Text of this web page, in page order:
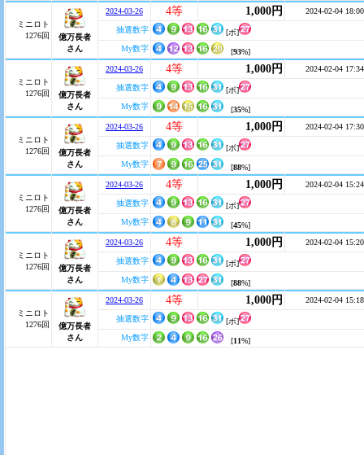
ミニロト
1276回
億万長者
さん
2024-03-26 4等 1,000円 2024-02-04 18:00
抽選数字
[ボ]
My数字
[93%]
ミニロト
1276回
億万長者
さん
2024-03-26 4等 1,000円 2024-02-04 17:34
抽選数字
[ボ]
My数字
[35%]
ミニロト
1276回
億万長者
さん
2024-03-26 4等 1,000円 2024-02-04 17:30
抽選数字
[ボ]
My数字
[88%]
ミニロト
1276回
億万長者
さん
2024-03-26 4等 1,000円 2024-02-04 15:24
抽選数字
[ボ]
My数字
[45%]
ミニロト
1276回
億万長者
さん
2024-03-26 4等 1,000円 2024-02-04 15:20
抽選数字
[ボ]
My数字
[88%]
ミニロト
1276回
億万長者
さん
2024-03-26 4等 1,000円 2024-02-04 15:18
抽選数字
[ボ]
My数字
[11%]